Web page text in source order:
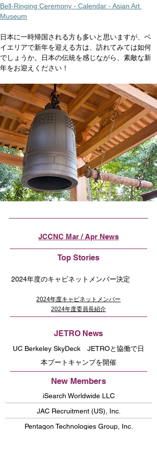
Bell-Ringing Ceremony - Calendar - Asian Art
Museum
日本に一時帰国される方も多いと思いますが、ベ
イエリアで新年を迎える方は、訪れてみては如何
でしょうか。日本の伝統を感じながら、素敵な新
年をお迎えください！
JCCNC Mar / Apr News
Top Stories
2024年度のキャビネットメンバー決定
JETRO News
UC Berkeley SkyDeck JETROと協働で日
本ブートキャンプを開催
New Members
iSearch Worldwide LLC
JAC Recruitment (US), Inc.
Pentagon Technologies Group, Inc.
2024年度キャビネットメンバー
2024年度委員長紹介